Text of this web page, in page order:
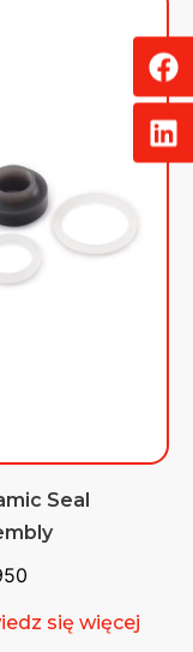
Seal
się więcej